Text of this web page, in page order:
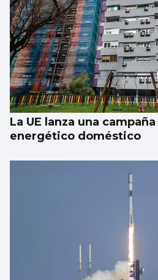
La UE lanza una
energético doméstico